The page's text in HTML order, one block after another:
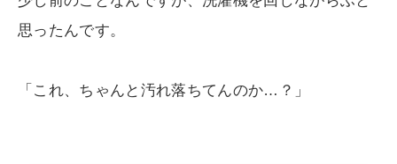
思ったんです。
「これ、ちゃんと汚れ落ちてんのか…？」